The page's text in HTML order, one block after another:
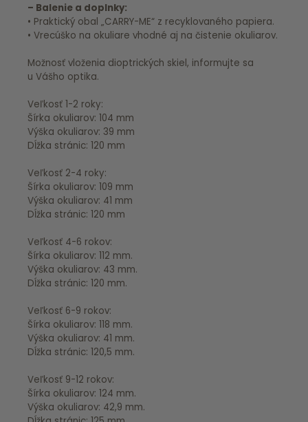
– Balenie a doplnky:
• Praktický obal „CARRY-ME“ z recyklovaného papiera.
• Vrecúško na okuliare vhodné aj na čistenie okuliarov.
Možnosť vloženia dioptrických skiel, informujte sa
u Vášho optika.
Veľkosť 1-2 roky:
Šírka okuliarov: 104 mm
Výška okuliarov: 39 mm
Dĺžka stránic: 120 mm
Veľkosť 2-4 roky:
Šírka okuliarov: 109 mm
Výška okuliarov: 41 mm
Dĺžka stránic: 120 mm
Veľkosť 4-6 rokov:
Šírka okuliarov: 112 mm.
Výška okuliarov: 43 mm.
Dĺžka stránic: 120 mm.
Veľkosť 6-9 rokov:
Šírka okuliarov: 118 mm.
Výška okuliarov: 41 mm.
Dĺžka stránic: 120,5 mm.
Veľkosť 9-12 rokov:
Šírka okuliarov: 124 mm.
Výška okuliarov: 42,9 mm.